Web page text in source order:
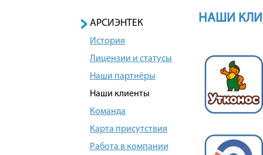
АРСИЭНТЕК
История
Лицензии и статусы
Наши партнёры
Наши клиенты
Команда
Карта присутствия
Работа в компании
НАШИ